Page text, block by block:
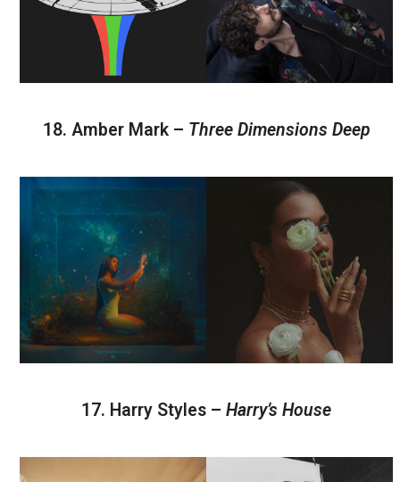
18. Amber Mark – Three Dimensions Deep
17. Harry Styles –Harry’s House